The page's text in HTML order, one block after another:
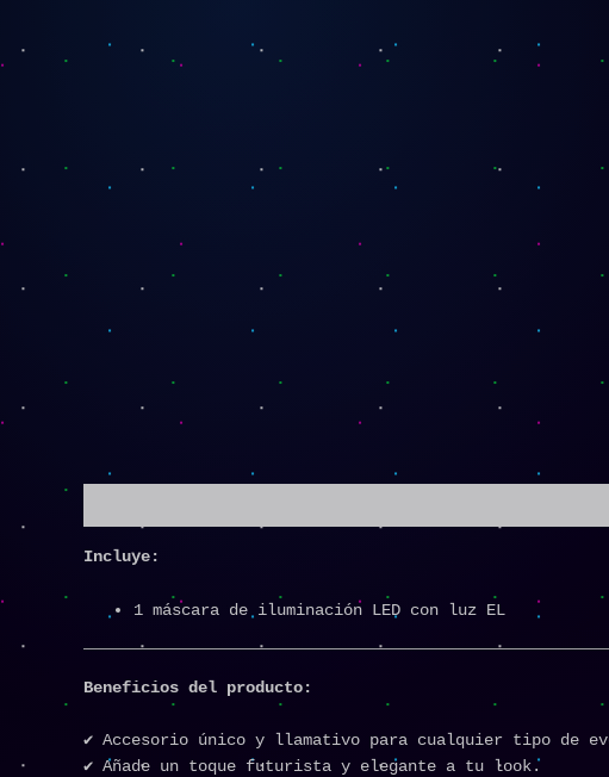
Incluye:
1 máscara de iluminación LED con luz EL
Beneficios del producto:
✔ Accesorio único y llamativo para cualquier tipo de
✔ Añade un toque futurista y elegante a tu look.